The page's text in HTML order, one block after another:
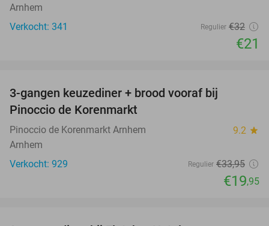
Arnhem
Verkocht: 341
Regulier €32
€21
3-gangen keuzediner + brood vooraf bij
Pinoccio de Korenmarkt
Pinoccio de Korenmarkt Arnhem 9.2 star
Arnhem
Verkocht: 929
Regulier €33,95
€19,95